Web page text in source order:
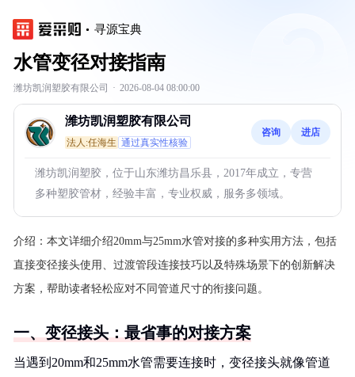
寻源宝典
水管变径对接指南
潍坊凯润塑胶有限公司 · 2026-08-04 08:00:00
潍坊凯润塑胶有限公司
法人:任海生 通过真实性核验
咨询 进店
潍坊凯润塑胶，位于山东潍坊昌乐县，2017年成立，专营
多种塑胶管材，经验丰富，专业权威，服务多领域。
介绍： 本文详细介绍20mm与25mm水管对接的多种实用方法，包括
直接变径接头使用、过渡管段连接技巧以及特殊场景下的创新解决
方案，帮助读者轻松应对不同管道尺寸的衔接问题。
一、变径接头：最省事的对接方案
当遇到20mm和25mm水管需要连接时，变径接头就像管道